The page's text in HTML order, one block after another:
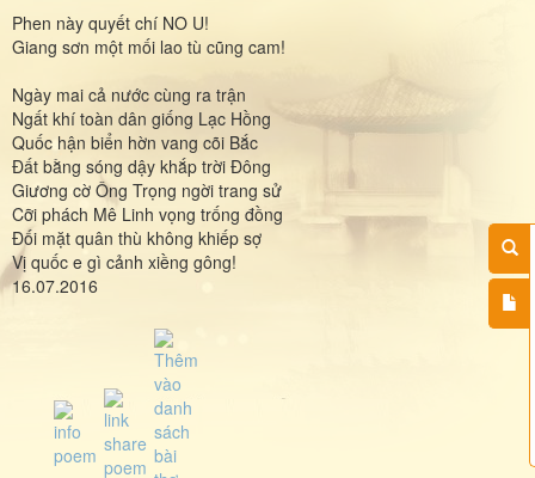
Phen này quyết chí NO U!
Giang sơn một mối lao tù cũng cam!
Ngày mai cả nước cùng ra trận
Ngất khí toàn dân giống Lạc Hồng
Quốc hận biển hờn vang cõi Bắc
Đất bằng sóng dậy khắp trời Đông
Giương cờ Ông Trọng ngời trang sử
Cỡi phách Mê Linh vọng trống đồng
Đối mặt quân thù không khiếp sợ
Vị quốc e gì cảnh xiềng gông!
16.07.2016